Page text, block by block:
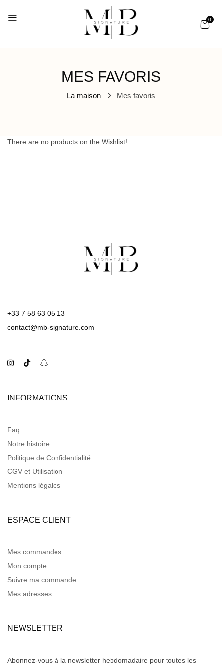
0
MES FAVORIS
La maison Mes favoris
There are no products on the Wishlist!
+33 7 58 63 05 13
contact@mb-signature.com
INFORMATIONS
Faq
Notre histoire
Politique de Confidentialité
CGV et Utilisation
Mentions légales
ESPACE CLIENT
Mes commandes
Mon compte
Suivre ma commande
Mes adresses
NEWSLETTER
Abonnez-vous à la newsletter hebdomadaire pour toutes les